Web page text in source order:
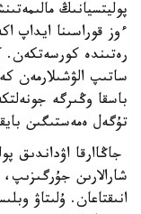
پوليتسيانىڭ
ءوز قوراسىنا ايداپ
رەتىندە
باسقا وڭىرگە
تۇگەل ەمەستىگىن
جاڭاارقا اۋداندىق
شارالارىن
انىقتاعان. ۇلىتاۋ